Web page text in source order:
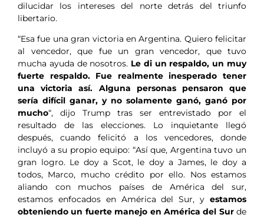
dilucidar los intereses del norte detrás del triunfo
libertario.
“Esa fue una gran victoria en Argentina. Quiero felicitar
al vencedor, que fue un gran vencedor, que tuvo
mucha ayuda de nosotros. Le di un respaldo, un muy
fuerte respaldo. Fue realmente inesperado tener
una victoria así. Alguna personas pensaron que
sería difícil ganar, y no solamente ganó, ganó por
mucho“, dijo Trump tras ser entrevistado por el
resultado de las elecciones. Lo inquietante llegó
después, cuando felicitó a los vencedores, donde
incluyó a su propio equipo: “Así que, Argentina tuvo un
gran logro. Le doy a Scot, le doy a James, le doy a
todos, Marco, mucho crédito por ello. Nos estamos
aliando con muchos países de América del sur,
estamos enfocados en América del Sur, y estamos
obteniendo un fuerte manejo en América del Surde